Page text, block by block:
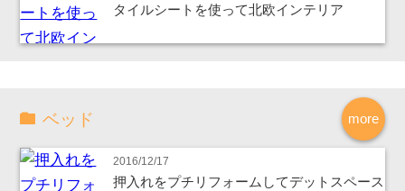
タイルシートを使って北欧インテリア
more
ベッド
2016/12/17
押入れをプチリフォームしてデットスペース